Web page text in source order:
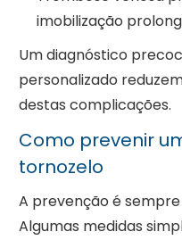
imobilização
Um diagnóstico
personalizado
destas complicações.
Como prevenir
tornozelo
A prevenção é
Algumas medidas